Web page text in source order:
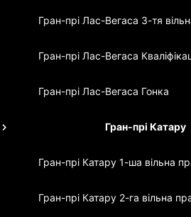
Гран-прі Лас-Вегаса 3-тя
Гран-прі Лас-Вегаса
Гран-прі Лас-Вегаса Гонка
Гран-прі Катару
Гран-прі Катару 1-ша вільна
Гран-прі Катару 2-га вільна